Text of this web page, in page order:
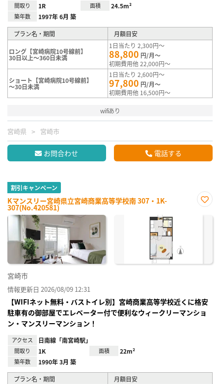
間取り 1R 面積 24.5m²
築年数 1997年 6月 築
プラン名・期間 月額目安
ロング【宮崎病院10号線前】
30日以上～360日未満
1日当たり 2,300円～
88,800 円/月～
初期費用他 22,000円～
ショート【宮崎病院10号線前】
～30日未満
1日当たり 2,600円～
97,800 円/月～
初期費用他 16,500円～
wifiあり
宮崎県 宮崎市
お問合わせ 電話する
割引キャンペーン
Kマンスリー宮崎県立宮崎商業高等学校南 307・1K-
307(No.420581)
に入
宮崎市
情報更新日 2026/08/09 12:31
【WIFIネット無料・バストイレ別】宮崎商業高等学校近くに格安
駐車有の御部屋でエレベーター付で便利なウィークリーマンショ
ン・マンスリーマンション！
アクセス 日南線「南宮崎駅」
間取り 1K 面積 22m²
築年数 1990年 3月 築
プラン名・期間
月額目安